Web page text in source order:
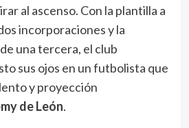
al ascenso. Con la plantilla a
incorporaciones y la
una tercera, el club
sus ojos en un futbolista que
y proyección
de León.